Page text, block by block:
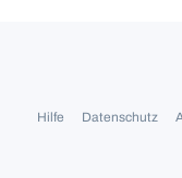
Hilfe Datenschutz